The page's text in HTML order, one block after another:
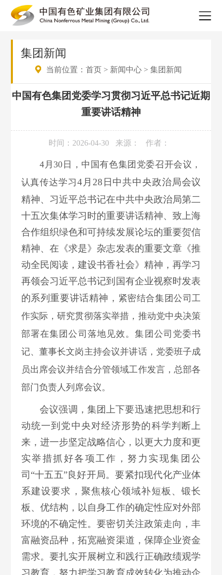
集团新闻
当前位置：首页 > 新闻中心 >集团新闻
中国有色集团党委学习贯彻习近平总书记近期
重要讲话精神
时间：2026-04-30 来源： 作者：
4月 30 日，中国有色集团党委召开会议，
认真传达学习 4月28日中共中央政治局会议
精神、习近平总书记在中共中央政治局第二
十五次集体学习时的重要讲话精神、致上海
合作组织绿色和可持续发展论坛的重要贺信
精神、在《求是》杂志发表的重要文章《推
动全民阅读，建设书香社会》精神，再学习
再领会习近平总书记到国有企业视察时发表
的系列重要讲话精神， 紧密结合集团公司工
作实际，研究贯彻落实举措，推动党中央决策
部署在集团公司落地见效。集团公司党委书
记、董事长文岗主持会议并讲话，党委班子成
员出席会议并结合分管领域工作发言，总部各
部门负责人列席会议。
会议强调，集团上下要迅速把思想和行
动统一到党中央对经济形势的科学判断上
来，进一步坚定战略信心，以更大力度和更
实举措抓好各项工作，努力实现集团公
司“十五五”良好开局。要紧扣现代化产业体
系建设要求，聚焦核心领域补短板、锻长
板、优结构，以自身工作的确定性应对外部
环境的不确定性。要密切关注政策走向，丰
富融资品种，拓宽融资渠道，保障企业资金
需求。要扎实开展树立和践行正确政绩观学
习教育，努力把学习教育成效转化为推动企